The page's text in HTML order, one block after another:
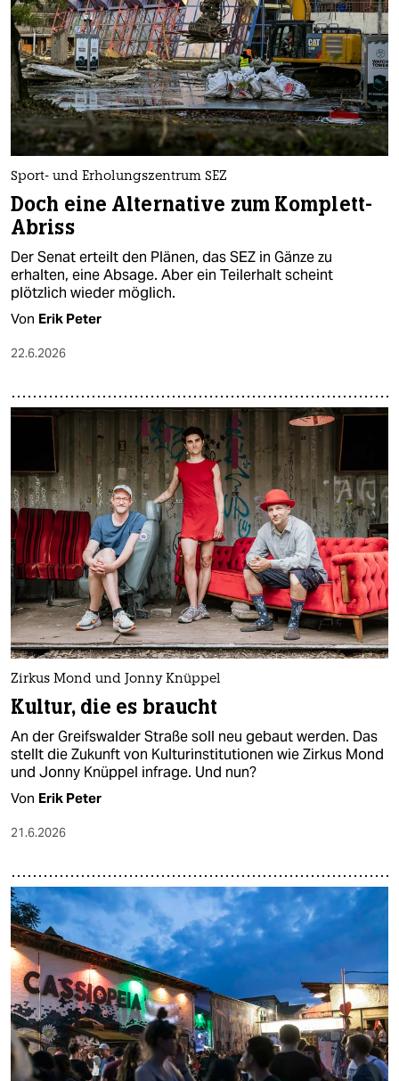
Sport- und Erholungszentrum SEZ
Doch eine Alternative zum Komplett-
Abriss
Der Senat erteilt den Plänen, das SEZ in Gänze zu
erhalten, eine Absage. Aber ein Teilerhalt scheint
plötzlich wieder möglich.
Von Erik Peter
22.6.2026
Zirkus Mond und Jonny Knüppel
Kultur, die es braucht
An der Greifswalder Straße soll neu gebaut werden. Das
stellt die Zukunft von Kulturinstitutionen wie Zirkus Mond
und Jonny Knüppel infrage. Und nun?
Von Erik Peter
21.6.2026